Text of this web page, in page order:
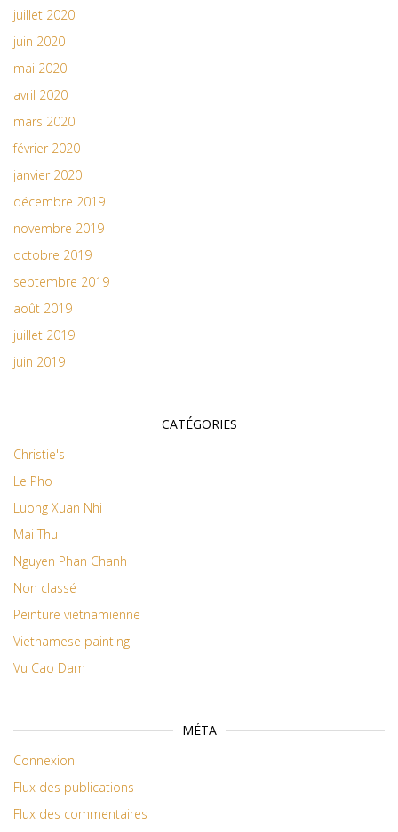
juillet 2020
juin 2020
mai 2020
avril 2020
mars 2020
février 2020
janvier 2020
décembre 2019
novembre 2019
octobre 2019
septembre 2019
août 2019
juillet 2019
juin 2019
CATÉGORIES
Christie's
Le Pho
Luong Xuan Nhi
Mai Thu
Nguyen Phan Chanh
Non classé
Peinture vietnamienne
Vietnamese painting
Vu Cao Dam
MÉTA
Connexion
Flux des publications
Flux des commentaires